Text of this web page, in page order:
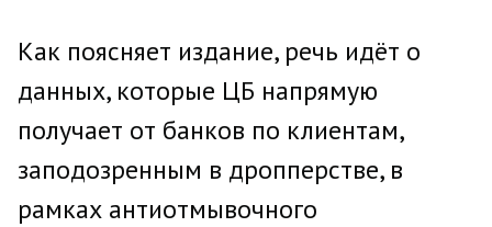
Как поясняет издание, речь идёт о
данных, которые ЦБ напрямую
получает от банков по клиентам,
заподозренным в дропперстве, в
рамках антиотмывочного